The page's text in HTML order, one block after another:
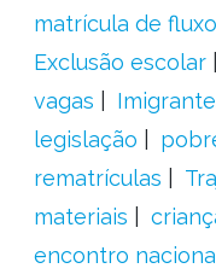
matrícula de
Exclusão escolar
vagas
legislação
rematrículas
materiais
encontro